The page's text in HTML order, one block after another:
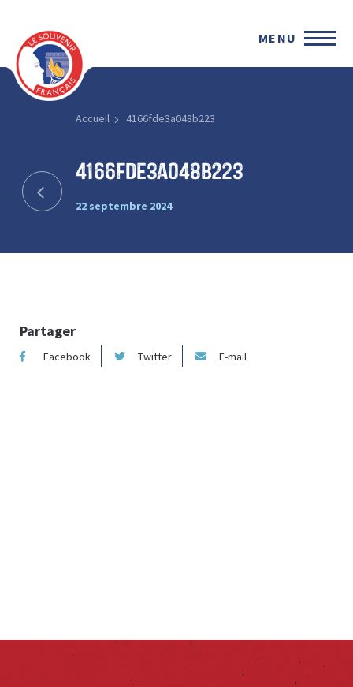
MENU
Accueil 4166fde3a048b223
4166fde3a048b223
22 septembre 2024
Partager
Facebook Twitter E-mail